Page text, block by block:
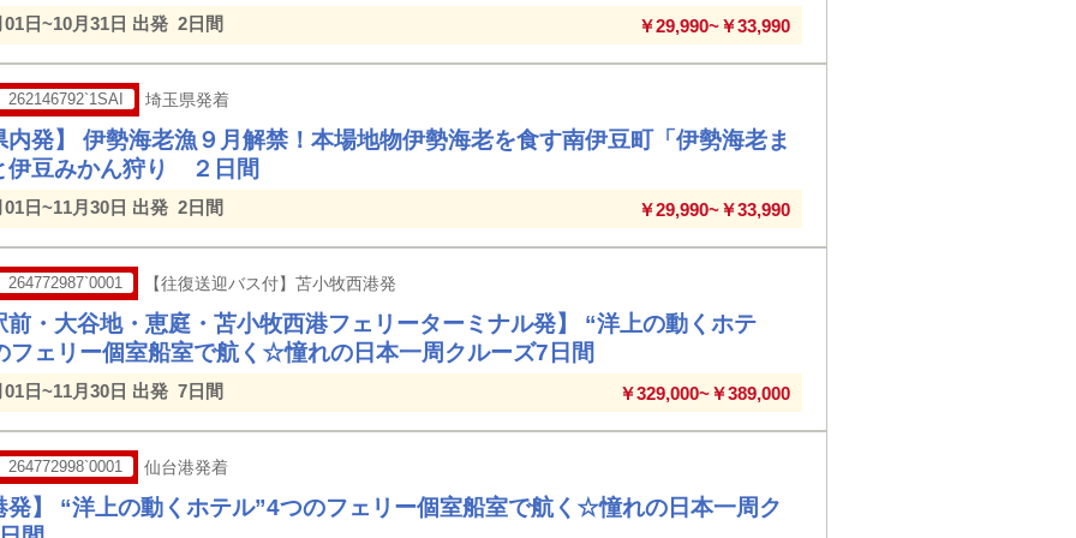
01日~10月31日 出発 2日間 ￥29,990~￥33,990
262146792`1SAI 埼玉県発着
内発】 伊勢海老漁９月解禁！本場地物伊勢海老を食す南伊豆町「伊勢海老ま
伊豆みかん狩り ２日間
01日~11月30日 出発 2日間 ￥29,990~￥33,990
264772987`0001 【往復送迎バス付】苫小牧西港発
前・大谷地・恵庭・苫小牧西港フェリーターミナル発】 “洋上の動くホテ
フェリー個室船室で航く☆憧れの日本一周クルーズ7日間
01日~11月30日 出発 7日間 ￥329,000~￥389,000
264772998`0001 仙台港発着
発】 “洋上の動くホテル”4つのフェリー個室船室で航く☆憧れの日本一周ク